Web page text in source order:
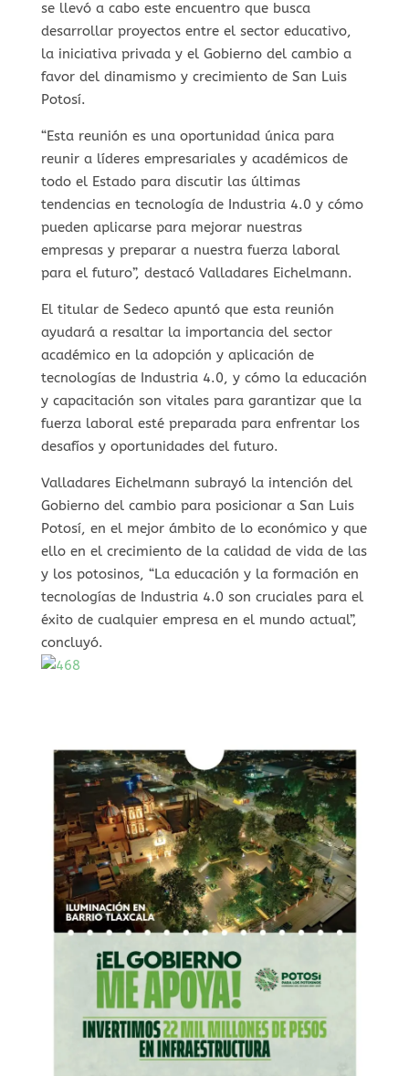
se llevó a cabo este encuentro que busca
desarrollar proyectos entre el sector educativo,
la iniciativa privada y el Gobierno del cambio a
favor del dinamismo y crecimiento de San Luis
Potosí.
“Esta reunión es una oportunidad única para
reunir a líderes empresariales y académicos de
todo el Estado para discutir las últimas
tendencias en tecnología de Industria 4.0 y cómo
pueden aplicarse para mejorar nuestras
empresas y preparar a nuestra fuerza laboral
para el futuro”, destacó Valladares Eichelmann.
El titular de Sedeco apuntó que esta reunión
ayudará a resaltar la importancia del sector
académico en la adopción y aplicación de
tecnologías de Industria 4.0, y cómo la educación
y capacitación son vitales para garantizar que la
fuerza laboral esté preparada para enfrentar los
desafíos y oportunidades del futuro.
Valladares Eichelmann subrayó la intención del
Gobierno del cambio para posicionar a San Luis
Potosí, en el mejor ámbito de lo económico y que
ello en el crecimiento de la calidad de vida de las
y los potosinos, “La educación y la formación en
tecnologías de Industria 4.0 son cruciales para el
éxito de cualquier empresa en el mundo actual”,
concluyó.